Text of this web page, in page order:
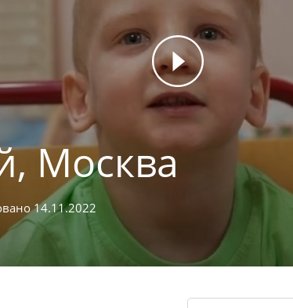
Москва
14.11.2022